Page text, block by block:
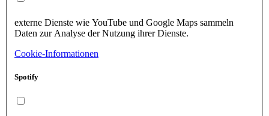
externe Dienste wie YouTube und Google Maps sammeln
Daten zur Analyse der Nutzung ihrer Dienste.
Cookie-Informationen
Spotify